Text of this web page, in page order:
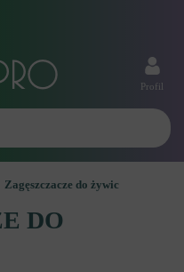
Profil
Zagęszczacze do żywic
DO